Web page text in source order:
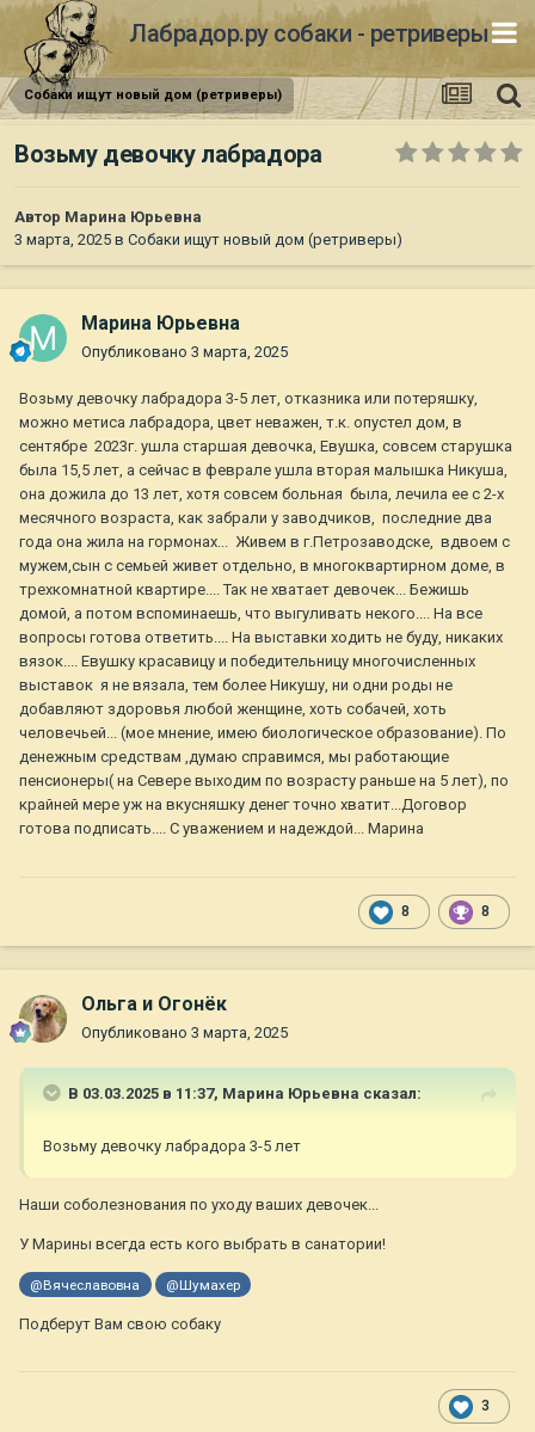
Лабрадор.ру собаки - ретриверы
Собаки ищут новый дом (ретриверы)
Возьму девочку лабрадора
Автор Марина Юрьевна
3 марта, 2025 в Собаки ищут новый дом (ретриверы)
Марина Юрьевна
Опубликовано 3 марта, 2025
Возьму девочку лабрадора 3-5 лет, отказника или потеряшку,
можно метиса лабрадора, цвет неважен, т.к. опустел дом, в
сентябре 2023г. ушла старшая девочка, Евушка, совсем старушка
была 15,5 лет, а сейчас в феврале ушла вторая малышка Никуша,
она дожила до 13 лет, хотя совсем больная была, лечила ее с 2-х
месячного возраста, как забрали у заводчиков, последние два
года она жила на гормонах... Живем в г.Петрозаводске, вдвоем с
мужем,сын с семьей живет отдельно, в многоквартирном доме, в
трехкомнатной квартире.... Так не хватает девочек... Бежишь
домой, а потом вспоминаешь, что выгуливать некого.... На все
вопросы готова ответить.... На выставки ходить не буду, никаких
вязок.... Евушку красавицу и победительницу многочисленных
выставок я не вязала, тем более Никушу, ни одни роды не
добавляют здоровья любой женщине, хоть собачей, хоть
человечьей... (мое мнение, имею биологическое образование). По
денежным средствам ,думаю справимся, мы работающие
пенсионеры( на Севере выходим по возрасту раньше на 5 лет), по
крайней мере уж на вкусняшку денег точно хватит...Договор
готова подписать.... С уважением и надеждой... Марина
8 8
Ольга и Огонёк
Опубликовано 3 марта, 2025
В 03.03.2025 в 11:37, Марина Юрьевна сказал:
Возьму девочку лабрадора 3-5 лет
Наши соболезнования по уходу ваших девочек...
У Марины всегда есть кого выбрать в санатории!
@Вячеславовна @Шумахер
Подберут Вам свою собаку
3